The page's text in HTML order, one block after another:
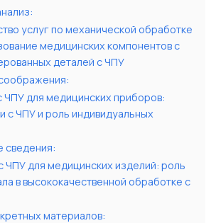
услуг по механической обработке
медицинских компонентов с
деталей с ЧПУ
ЧПУ для медицинских приборов:
с ЧПУ и роль индивидуальных
ЧПУ для медицинских изделий: роль
в высококачественной обработке с
материалов: